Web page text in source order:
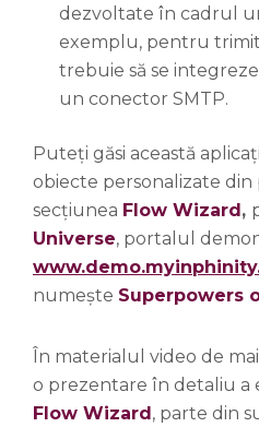
dezvoltate în cadrul
exemplu, pentru
trebuie să se integreze
un conector SMTP.
Puteți găsi această
obiecte personalizate din
secțiunea Flow Wizard,
Universe, portalul
numește Superpowers
În materialul video de
o prezentare în detaliu a
Flow Wizard, parte din